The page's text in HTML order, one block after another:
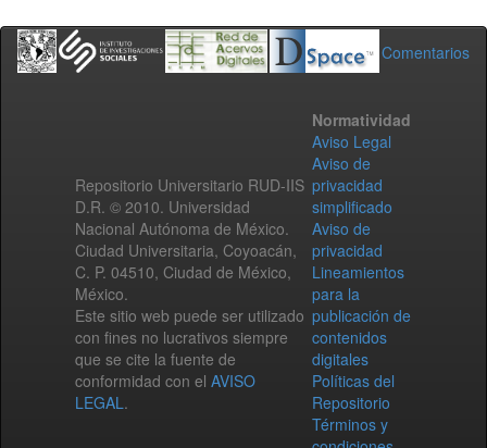
Comentarios
Repositorio Universitario RUD-IIS
D.R. © 2010. Universidad
Nacional Autónoma de México.
Ciudad Universitaria, Coyoacán,
C. P. 04510, Ciudad de México,
México.
Este sitio web puede ser utilizado
con fines no lucrativos siempre
que se cite la fuente de
conformidad con el AVISO
LEGAL.
Normatividad
Aviso Legal
Aviso de
privacidad
simplificado
Aviso de
privacidad
Lineamientos
para la
publicación de
contenidos
digitales
Políticas del
Repositorio
Términos y